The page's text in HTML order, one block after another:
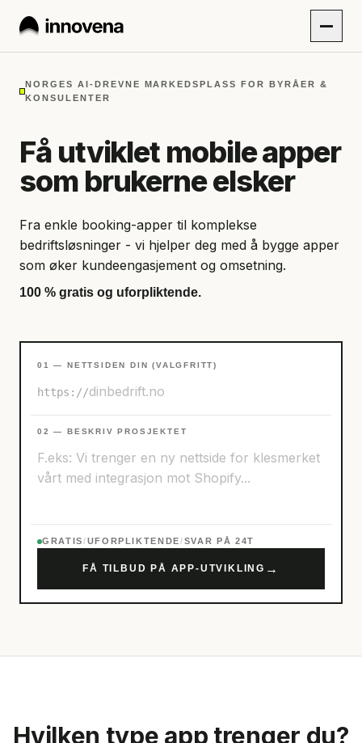
NORGES AI-DREVNE MARKEDSPLASS FOR BYRÅER &
KONSULENTER
Få utviklet mobile apper
som brukerne elsker
Fra enkle booking-apper til komplekse
bedriftsløsninger - vi hjelper deg med å bygge apper
som øker kundeengasjement og omsetning.
100 % gratis og uforpliktende.
01 — NETTSIDEN DIN (VALGFRITT)
https://
02 — BESKRIV PROSJEKTET
GRATIS/UFORPLIKTENDE/SVAR PÅ 24T
FÅ TILBUD PÅ APP-UTVIKLING →
Hvilken type app trenger du?